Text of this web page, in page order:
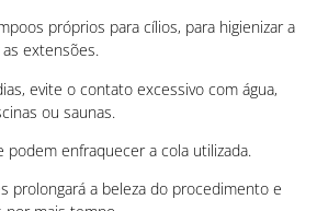
próprios para cílios, para higienizar a
extensões.
evite o contato excessivo com água,
ou saunas.
podem enfraquecer a cola utilizada.
prolongará a beleza do procedimento e